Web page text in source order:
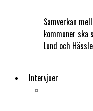
Samverkan
kommuner ska
Lund och
Intervjuer